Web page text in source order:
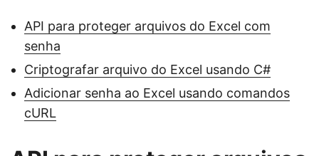
API para proteger arquivos do Excel com
senha
Criptografar arquivo do Excel usando C#
Adicionar senha ao Excel usando comandos
cURL